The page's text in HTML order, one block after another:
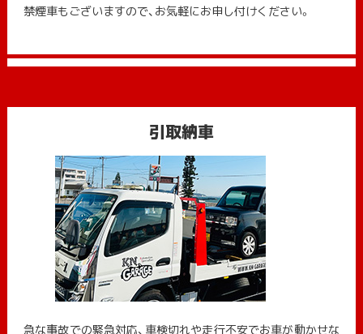
禁煙車もございますので、お気軽にお申し付けください。
引取納車
急な事故での緊急対応、車検切れや走行不安でお車が動かせな